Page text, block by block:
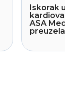
Iskorak
ASA